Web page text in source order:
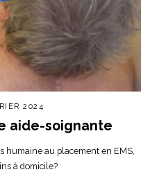
2024
aide-soignante
au placement en EMS,
à domicile?